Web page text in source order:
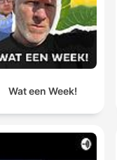
Jeg hater
nevnte, jeg
00:36:37 ·
healing as
Wat een Week!